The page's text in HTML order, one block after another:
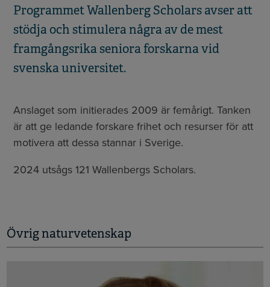
Programmet Wallenberg Scholars avser att
stödja och stimulera några av de mest
framgångsrika seniora forskarna vid
svenska universitet.
Anslaget som initierades 2009 är femårigt. Tanken
är att ge ledande forskare frihet och re­surser för att
motivera att dessa stannar i Sverige.
2024 utsågs 121 Wallenbergs Scholars.
Övrig naturvetenskap